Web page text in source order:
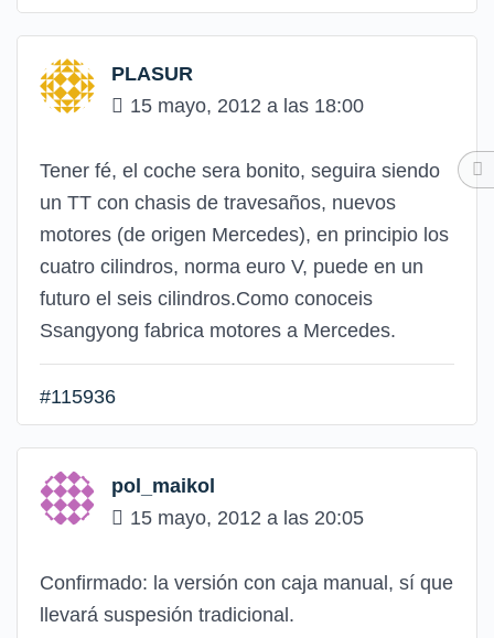
PLASUR
15 mayo, 2012 a las 18:00
Tener fé, el coche sera bonito, seguira siendo
un TT con chasis de travesaños, nuevos
motores (de origen Mercedes), en principio los
cuatro cilindros, norma euro V, puede en un
futuro el seis cilindros.Como conoceis
Ssangyong fabrica motores a Mercedes.
#115936
pol_maikol
15 mayo, 2012 a las 20:05
Confirmado: la versión con caja manual, sí que
llevará suspesión tradicional.